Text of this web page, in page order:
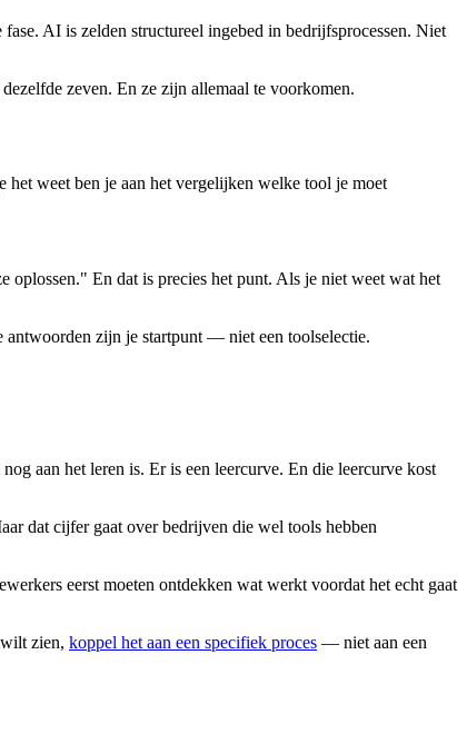
AI is zelden structureel ingebed in bedrijfsprocessen. Niet
zeven. En ze zijn allemaal te voorkomen.
het weet ben je aan het vergelijken welke tool je moet
En dat is precies het punt. Als je niet weet wat het
antwoorden zijn je startpunt — niet een toolselectie.
aan het leren is. Er is een leercurve. En die leercurve kost
dat cijfer gaat over bedrijven die wel tools hebben
eerst moeten ontdekken wat werkt voordat het echt gaat
zien, koppel het aan een specifiek proces — niet aan een